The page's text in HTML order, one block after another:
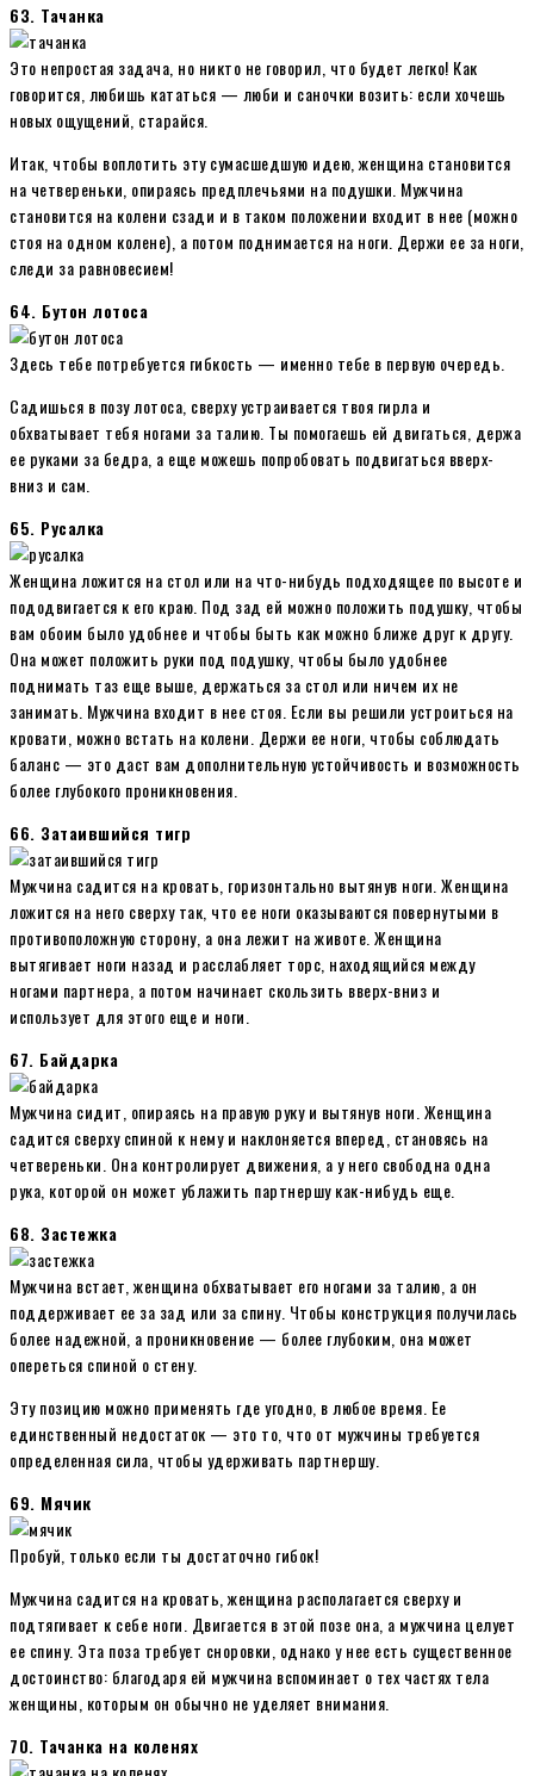
63. Тачанка
Это непростая задача, но никто не говорил, что будет легко! Как
говорится, любишь кататься — люби и саночки возить: если хочешь
новых ощущений, старайся.
Итак, чтобы воплотить эту сумасшедшую идею, женщина становится
на четвереньки, опираясь предплечьями на подушки. Мужчина
становится на колени сзади и в таком положении входит в нее (можно
стоя на одном колене), а потом поднимается на ноги. Держи ее за ноги,
следи за равновесием!
64. Бутон лотоса
Здесь тебе потребуется гибкость — именно тебе в первую очередь.
Садишься в позу лотоса, сверху устраивается твоя гирла и
обхватывает тебя ногами за талию. Ты помогаешь ей двигаться, держа
ее руками за бедра, а еще можешь попробовать подвигаться вверх-
вниз и сам.
65. Русалка
Женщина ложится на стол или на что-нибудь подходящее по высоте и
пододвигается к его краю. Под зад ей можно положить подушку, чтобы
вам обоим было удобнее и чтобы быть как можно ближе друг к другу.
Она может положить руки под подушку, чтобы было удобнее
поднимать таз еще выше, держаться за стол или ничем их не
занимать. Мужчина входит в нее стоя. Если вы решили устроиться на
кровати, можно встать на колени. Держи ее ноги, чтобы соблюдать
баланс — это даст вам дополнительную устойчивость и возможность
более глубокого проникновения.
66. Затаившийся тигр
Мужчина садится на кровать, горизонтально вытянув ноги. Женщина
ложится на него сверху так, что ее ноги оказываются повернутыми в
противоположную сторону, а она лежит на животе. Женщина
вытягивает ноги назад и расслабляет торс, находящийся между
ногами партнера, а потом начинает скользить вверх-вниз и
использует для этого еще и ноги.
67. Байдарка
Мужчина сидит, опираясь на правую руку и вытянув ноги. Женщина
садится сверху спиной к нему и наклоняется вперед, становясь на
четвереньки. Она контролирует движения, а у него свободна одна
рука, которой он может ублажить партнершу как-нибудь еще.
68. Застежка
Мужчина встает, женщина обхватывает его ногами за талию, а он
поддерживает ее за зад или за спину. Чтобы конструкция получилась
более надежной, а проникновение — более глубоким, она может
опереться спиной о стену.
Эту позицию можно применять где угодно, в любое время. Ее
единственный недостаток — это то, что от мужчины требуется
определенная сила, чтобы удерживать партнершу.
69. Мячик
Пробуй, только если ты достаточно гибок!
Мужчина садится на кровать, женщина располагается сверху и
подтягивает к себе ноги. Двигается в этой позе она, а мужчина целует
ее спину. Эта поза требует сноровки, однако у нее есть существенное
достоинство: благодаря ей мужчина вспоминает о тех частях тела
женщины, которым он обычно не уделяет внимания.
70. Тачанка на коленях